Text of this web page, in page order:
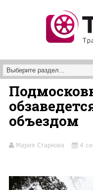
объездом
Мария Старкова 4